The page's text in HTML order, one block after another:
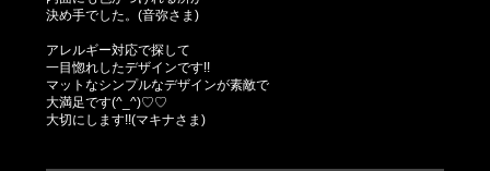
決め手でした。(音弥さま)
アレルギー対応で探して
一目惚れしたデザインです!!
マットなシンプルなデザインが素敵で
大満足です(^_^)♡♡
大切にします!!(マキナさま)